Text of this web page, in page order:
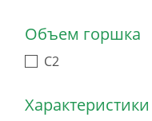
Объем горшка
С2
Характеристики